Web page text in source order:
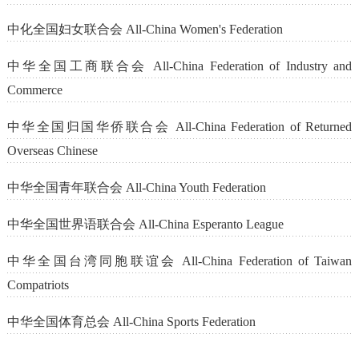
中化全国妇女联合会 All-China Women's Federation
中华全国工商联合会 All-China Federation of Industry and
Commerce
中华全国归国华侨联合会 All-China Federation of Returned
Overseas Chinese
中华全国青年联合会 All-China Youth Federation
中华全国世界语联合会 All-China Esperanto League
中华全国台湾同胞联谊会 All-China Federation of Taiwan
Compatriots
中华全国体育总会 All-China Sports Federation